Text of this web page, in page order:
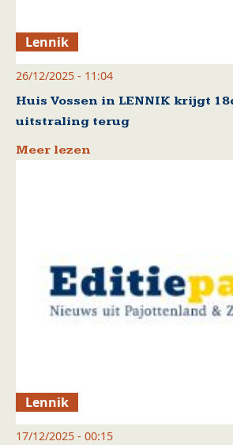
Lennik
26/12/2025 - 11:04
Huis Vossen in LENNIK krijgt
uitstraling terug
Meer lezen
Lennik
17/12/2025 - 00:15